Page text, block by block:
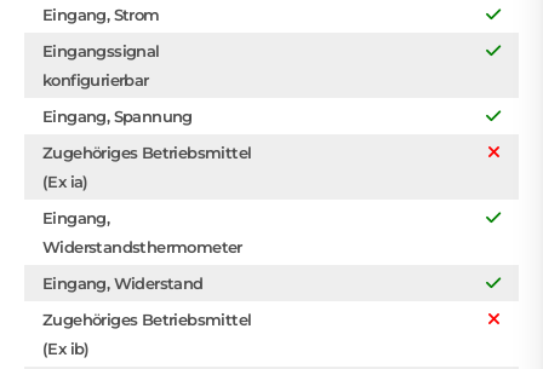
Eingang, Strom
Eingangssignal
konfigurierbar
Eingang, Spannung
Zugehöriges Betriebsmittel
(Ex ia)
Eingang,
Widerstandsthermometer
Eingang, Widerstand
Zugehöriges Betriebsmittel
(Ex ib)